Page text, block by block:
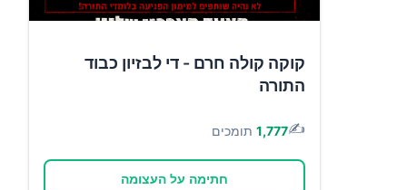
קוקה קולה חרם - די לבזיון כבוד
התורה
✍️
1,777 תומכים
חתימה על העצומה